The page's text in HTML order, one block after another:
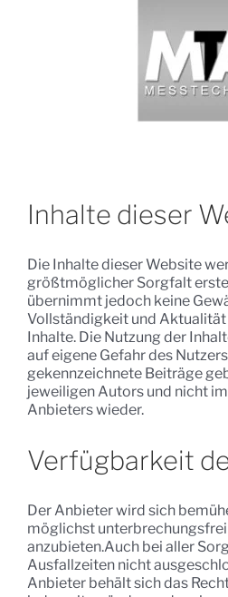
Inhalte dieser
Die Inhalte dieser Website
größtmöglicher Sorgfalt
übernimmt jedoch keine
Vollständigkeit und
Inhalte. Die Nutzung der
auf eigene Gefahr des
gekennzeichnete Beiträge
jeweiligen Autors und nicht
Anbieters wieder.
Verfügbarkeit
Der Anbieter wird sich
möglichst
anzubieten.Auch bei aller
Ausfallzeiten nicht
Anbieter behält sich das